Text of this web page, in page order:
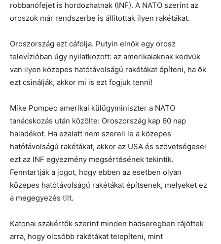
robbanófejet is hordozhatnak (INF). A NATO szerint az
oroszok már rendszerbe is állítottak ilyen rakétákat.
Oroszország ezt cáfolja. Putyin elnök egy orosz
televízióban úgy nyilatkozott: az amerikaiaknak kedvük
van ilyen közepes hatótávolságú rakétákat építeni, ha ők
ezt csinálják, akkor mi is ezt fogjuk tenni!
Mike Pompeo amerikai külügyminiszter a NATO
tanácskozás után közölte: Oroszország kap 60 nap
haladékot. Ha ezalatt nem szereli le a közepes
hatótávolságú rakétákat, akkor az USA és szövetségesei
ezt az INF egyezmény megsértésének tekintik.
Fenntartják a jogot, hogy ebben az esetben olyan
közepes hatótávolságú rakétákat építsenek, melyeket ez
a megegyezés tilt.
Katonai szakértők szerint minden hadseregben rájöttek
arra, hogy olcsóbb rakétákat telepíteni, mint